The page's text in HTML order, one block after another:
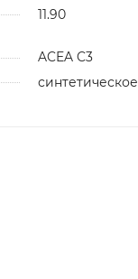
11.90
ACEA C3
синтетическое